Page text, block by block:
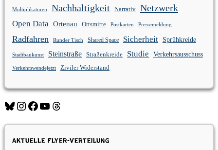
Multiplikatoren Nachhaltigkeit Narrativ Netzwerk
Open Data Ortenau Ortsmitte Postkarten Pressemeldung
Radfahren Runder Tisch Shared Space Sicherheit Sprühkreide
Stadtbaukunst Steinstraße Straßenkreide Studie Verkehrsausschuss
Verkehrswendejetzt Ziviler Widerstand
BlueskyInstagram
Facebook
YouTubeThreads
Aktuelle Flyer-Verteilung